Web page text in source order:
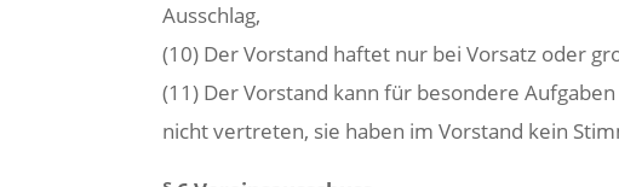
Ausschlag,
(10) Der Vorstand haftet nur bei Vorsatz oder
(11) Der Vorstand kann für besondere
nicht vertreten, sie haben im Vorstand kein